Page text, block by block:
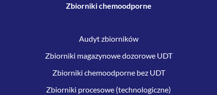
Zbiorniki chemoodporne
Audyt zbiorników
Zbiorniki magazynowe dozorowe UDT
Zbiorniki chemoodporne bez UDT
Zbiorniki procesowe (technologiczne)